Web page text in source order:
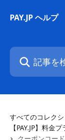
PAY.JP ヘルプ
記事を検索...
すべてのコレク
【PAY.JP】料金